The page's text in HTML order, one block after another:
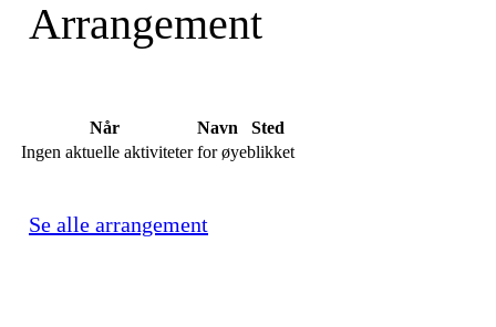
Arrangement
Når Navn
Sted
Ingen aktuelle aktiviteter for øyeblikket
Se alle arrangement